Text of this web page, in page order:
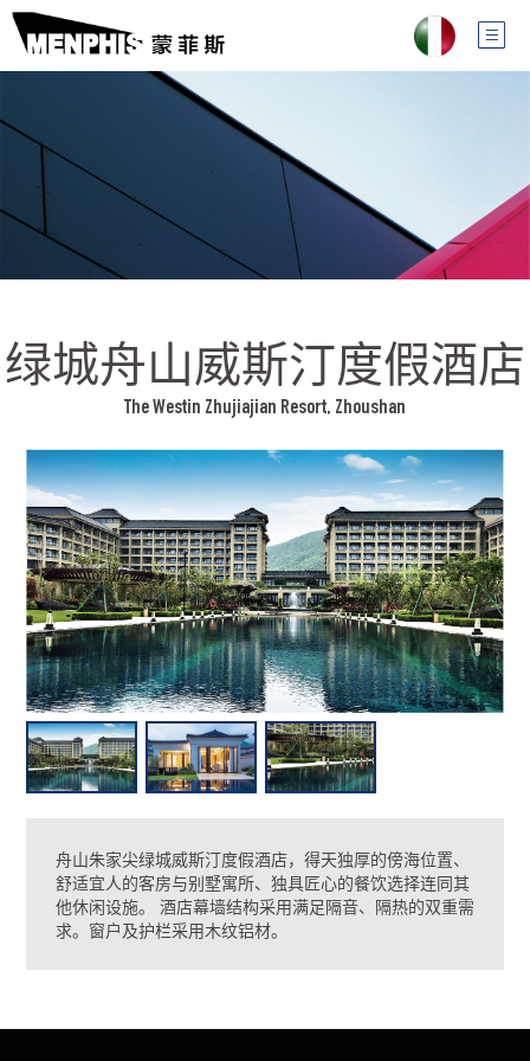
绿城舟山威斯汀度假酒店
The Westin Zhujiajian Resort, Zhoushan
舟山朱家尖绿城威斯汀度假酒店，得天独厚的傍海位置、
舒适宜人的客房与别墅寓所、独具匠心的餐饮选择连同其
他休闲设施。 酒店幕墙结构采用满足隔音、隔热的双重需
求。窗户及护栏采用木纹铝材。